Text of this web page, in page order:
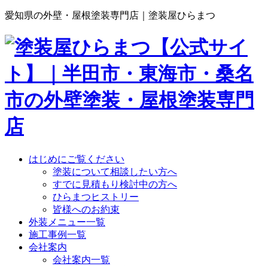
愛知県の外壁・屋根塗装専門店｜塗装屋ひらまつ
はじめにご覧ください
塗装について相談したい方へ
すでに見積もり検討中の方へ
ひらまつヒストリー
皆様へのお約束
外装メニュー一覧
施工事例一覧
会社案内
会社案内一覧